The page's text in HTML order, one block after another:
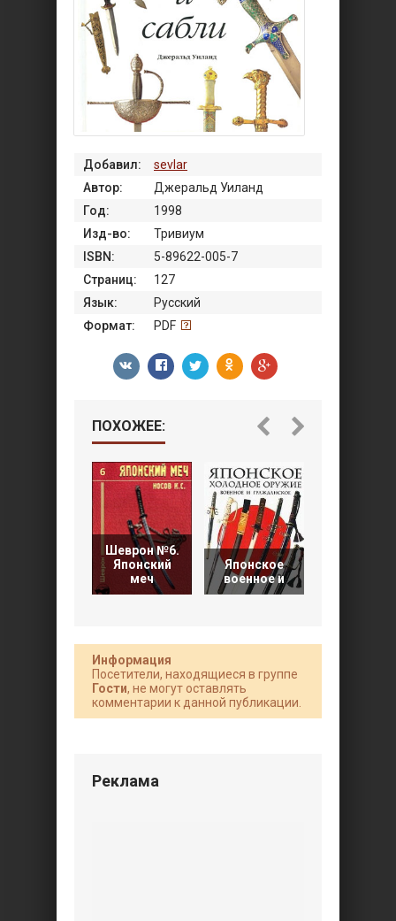
Добавил:
sevlar
Автор:
Джеральд Уиланд
Год:
1998
Изд-во:
Тривиум
ISBN:
5-89622-005-7
Страниц:
127
Язык:
Русский
Формат:
PDF
ПОХОЖЕЕ:
Шеврон №6.
Японский
меч
Японское
военное и
Информация
Посетители, находящиеся в группе
Гости, не могут оставлять
комментарии к данной публикации.
Реклама